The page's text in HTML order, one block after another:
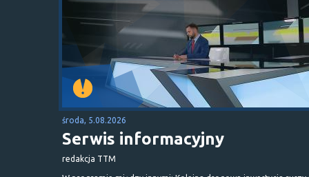
środa, 5.08.2026
Serwis informacyjny
redakcja TTM